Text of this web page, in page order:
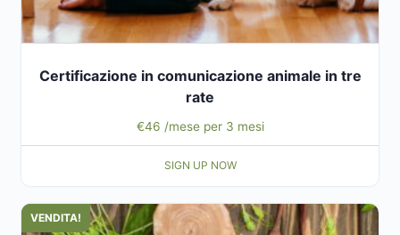
Certificazione in comunicazione animale in tre
rate
€46 /mese per 3 mesi
SIGN UP NOW
VENDITA!